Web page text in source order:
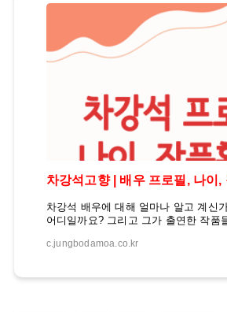
정이 주요 내용입니다. 이 드라마는 "
작품으로, 두 작품에 동일한 등장인물
연관 캐릭터도 많습니다. 백리동군 - 술
인공 백리동군은 진서후부의 외손자로,
뛰어난 천재입니다. 그는 자유로운 영
차강석고향 | 배우 프로필, 나이,
차강석 배우에 대해 얼마나 알고 계신
어디일까요? 그리고 그가 출연한 작품
의 삶과 작품 활동에 대해 자세히 알아
c.jungbodamoa.co.kr